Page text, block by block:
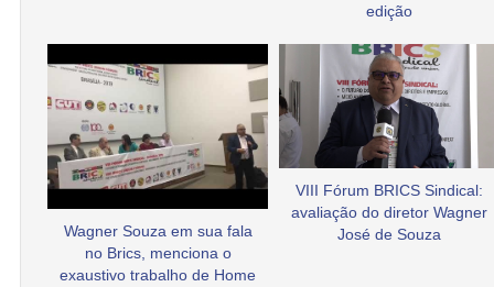
edição
Wagner Souza em sua fala
no Brics, menciona o
exaustivo trabalho de Home
VIII Fórum BRICS Sindical:
avaliação do diretor Wagner
José de Souza